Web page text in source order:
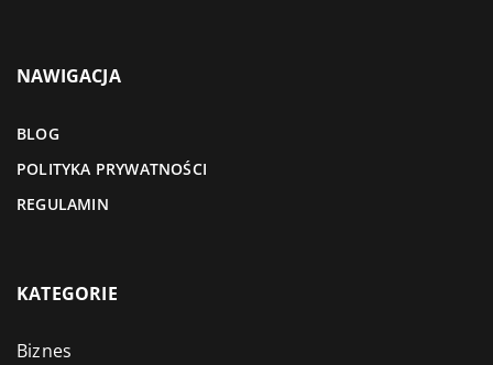
NAWIGACJA
BLOG
POLITYKA PRYWATNOŚCI
REGULAMIN
KATEGORIE
Biznes